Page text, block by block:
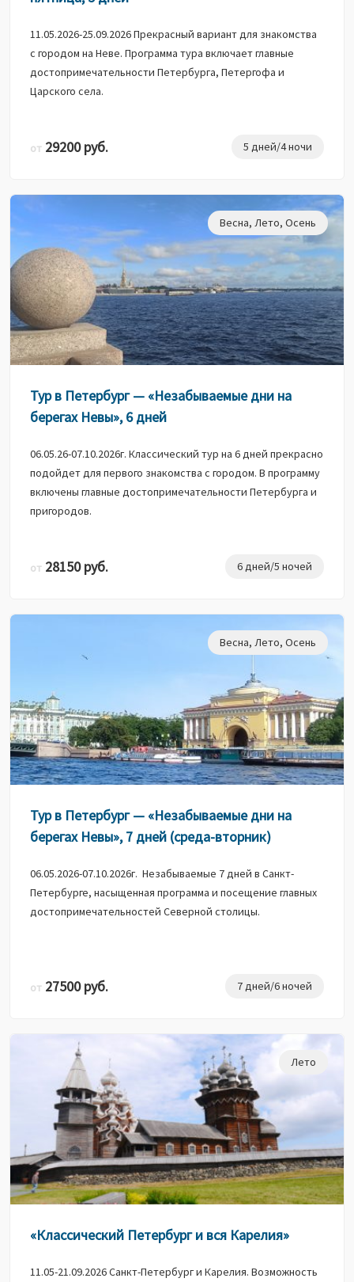
11.05.2026-25.09.2026 Прекрасный вариант для знакомства
с городом на Неве. Программа тура включает главные
достопримечательности Петербурга, Петергофа и
Царского села.
от 29200 руб. 5 дней/4 ночи
Весна, Лето, Осень
Тур в Петербург — «Незабываемые дни на
берегах Невы», 6 дней
06.05.26-07.10.2026г. Классический тур на 6 дней прекрасно
подойдет для первого знакомства с городом. В программу
включены главные достопримечательности Петербурга и
пригородов.
от 28150 руб. 6 дней/5 ночей
Весна, Лето, Осень
Тур в Петербург — «Незабываемые дни на
берегах Невы», 7 дней (среда-вторник)
06.05.2026-07.10.2026г. Незабываемые 7 дней в Санкт-
Петербурге, насыщенная программа и посещение главных
достопримечательностей Северной столицы.
от 27500 руб. 7 дней/6 ночей
Лето
«Классический Петербург и вся Карелия»
11.05-21.09.2026 Санкт-Петербург и Карелия. Возможность